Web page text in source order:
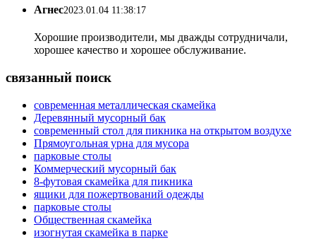
Агнес2023.01.04 11:38:17
Хорошие производители, мы дважды сотрудничали,
хорошее качество и хорошее обслуживание.
связанный поиск
современная металлическая скамейка
Деревянный мусорный бак
современный стол для пикника на открытом воздухе
Прямоугольная урна для мусора
парковые столы
Коммерческий мусорный бак
8-футовая скамейка для пикника
ящики для пожертвований одежды
парковые столы
Общественная скамейка
изогнутая скамейка в парке